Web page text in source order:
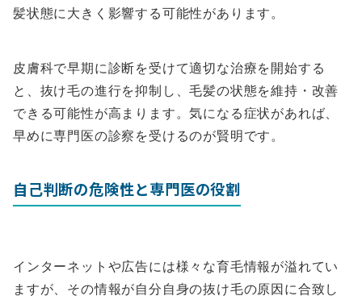
髪状態に大きく影響する可能性があります。
皮膚科で早期に診断を受けて適切な治療を開始する
と、抜け毛の進行を抑制し、毛髪の状態を維持・改善
できる可能性が高まります。気になる症状があれば、
早めに専門医の診察を受けるのが賢明です。
自己判断の危険性と専門医の役割
インターネットや広告には様々な育毛情報が溢れてい
ますが、その情報が自分自身の抜け毛の原因に合致し